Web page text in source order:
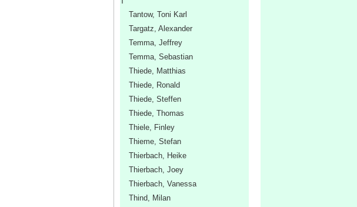
Tantow, Toni Karl
Targatz, Alexander
Temma, Jeffrey
Temma, Sebastian
Thiede, Matthias
Thiede, Ronald
Thiede, Steffen
Thiede, Thomas
Thiele, Finley
Thieme, Stefan
Thierbach, Heike
Thierbach, Joey
Thierbach, Vanessa
Thind, Milan